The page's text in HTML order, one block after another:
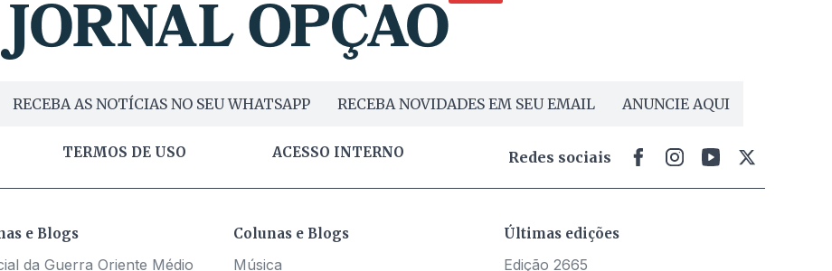
RECEBA AS NOTÍCIAS NO SEU WHATSAPP RECEBA NOVIDADES EM SEU EMAIL ANUNCIE AQUI
TERMOS DE USO ACESSO INTERNO Redes sociais
e Blogs
da Guerra Oriente Médio
Colunas e Blogs
Música
Últimas edições
Edição 2665